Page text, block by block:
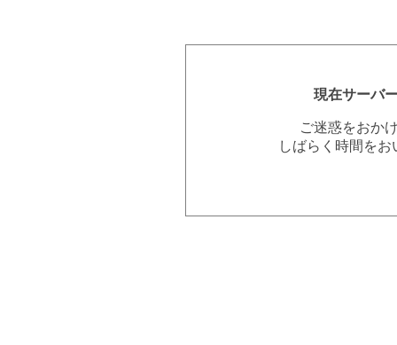
現在サーバ
ご迷惑をおか
しばらく時間を